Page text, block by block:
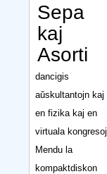
Sepa
kaj
Asorti
dancigis
aŭskultantojn kaj
en fizika kaj en
virtuala kongresoj.
Mendu la
kompaktdiskon